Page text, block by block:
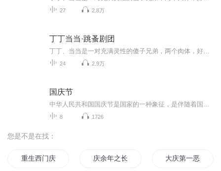
27 2.8万
丁丁当当·跳蚤剧团
24 2.9万
国庆节
8 1726
您是不是在找：
重生西门庆 庆余年之长歌行 大庆第一恶